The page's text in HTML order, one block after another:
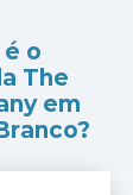
o
The
em